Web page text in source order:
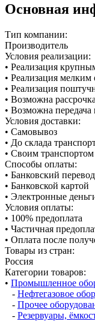
Основная
Тип компании:
Производитель
Условия реализации:
• Реализация
• Реализация мелким
• Реализация
• Возможна рассрочка
• Возможна
Условия доставки:
• Самовывоз
• До склада
• Своим транспортом
Способы оплаты:
• Банковский перевод
• Банковской картой
• Электронные
Условия оплаты:
• 100% предоплата
• Частичная
• Оплата после
Товары из стран:
Россия
Категории товаров:
• Промышленное
- Нефтегазовое
- Прочее
- Резервуары,